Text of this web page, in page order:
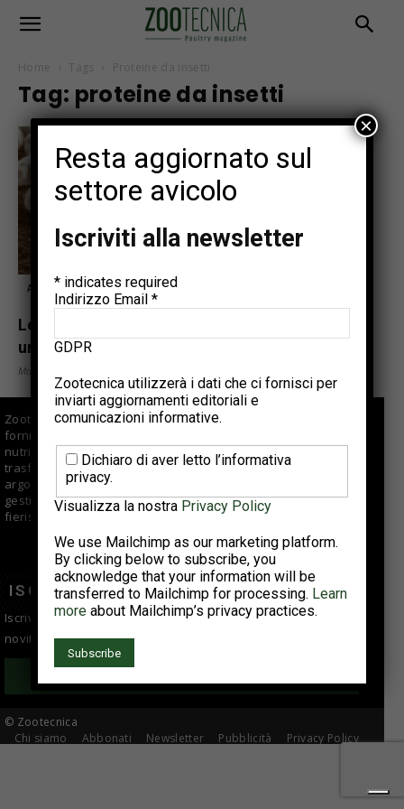
Home Tags Proteine da insetti
Tag: proteine da insetti
Articoli tecnici
Le proteine derivanti da insetti sono
un’opzione sostenibile per le diete...
Maggio 27, 2025
Zootecnica.it è il sito specializzato sul settore avicolo che
fornisce informazioni di qualità per aziende di selezione,
nutrizionisti, veterinari, allevatori e centri di macellazione e
trasformazione. Offre approfondimenti e articoli su vari
argomenti fra cui tendenze di mercato, buone pratiche di
gestione e suggerimenti tecnici; si occupa anche di eventi
fieristici, reportage e interviste ad aziende del comparto.
ISCRIVITI ALLA NEWSLETTER
Iscriviti alla newsletter per essere sempre informato sulle
novità del settore avicolo!
© Zootecnica
Chi siamo
Abbonati Newsletter Pubblicità Privacy Policy
Resta aggiornato sul
settore avicolo
Iscriviti alla newsletter
* indicates required
Indirizzo Email *
GDPR
Zootecnica utilizzerà i dati che ci fornisci per
inviarti aggiornamenti editoriali e
comunicazioni informative.
Dichiaro di aver letto l’informativa
privacy.
Visualizza la nostra Privacy Policy
We use Mailchimp as our marketing platform.
By clicking below to subscribe, you
acknowledge that your information will be
transferred to Mailchimp for processing. Learn
more about Mailchimp’s privacy practices.
×